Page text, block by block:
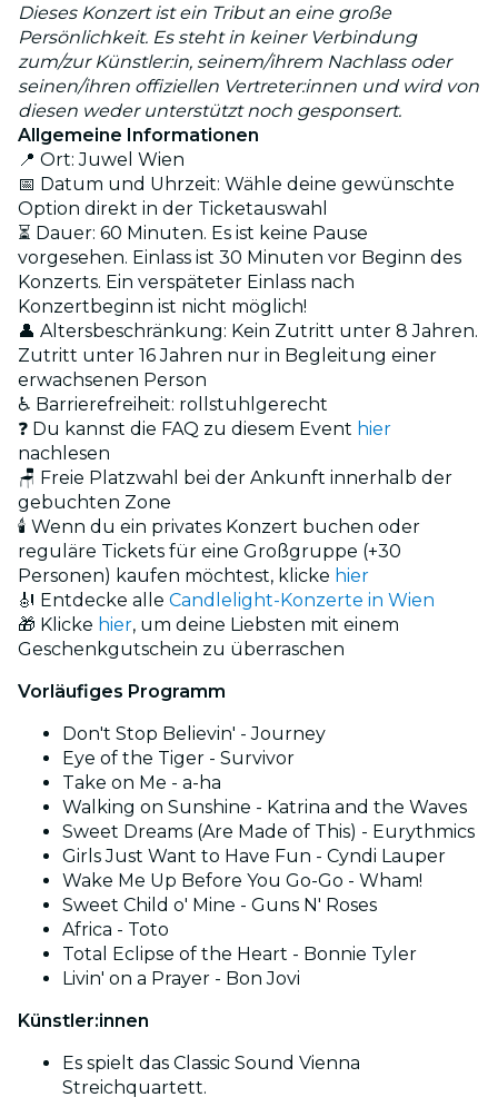
Dieses Konzert ist ein Tribut an eine große
Persönlichkeit. Es steht in keiner Verbindung
zum/zur Künstler:in, seinem/ihrem Nachlass oder
seinen/ihren offiziellen Vertreter:innen und wird von
diesen weder unterstützt noch gesponsert.
Allgemeine Informationen
📍 Ort: Juwel Wien
📅 Datum und Uhrzeit: Wähle deine gewünschte
Option direkt in der Ticketauswahl
⏳ Dauer: 60 Minuten. Es ist keine Pause
vorgesehen. Einlass ist 30 Minuten vor Beginn des
Konzerts. Ein verspäteter Einlass nach
Konzertbeginn ist nicht möglich!
👤 Altersbeschränkung: Kein Zutritt unter 8 Jahren.
Zutritt unter 16 Jahren nur in Begleitung einer
erwachsenen Person
♿ Barrierefreiheit: rollstuhlgerecht
❓ Du kannst die FAQ zu diesem Event hier
nachlesen
🪑 Freie Platzwahl bei der Ankunft innerhalb der
gebuchten Zone
🕯️ Wenn du ein privates Konzert buchen oder
reguläre Tickets für eine Großgruppe (+30
Personen) kaufen möchtest, klicke hier
🎻 Entdecke alle Candlelight-Konzerte in Wien
🎁 Klicke hier, um deine Liebsten mit einem
Geschenkgutschein zu überraschen
Vorläufiges Programm
Don't Stop Believin' - Journey
Eye of the Tiger - Survivor
Take on Me - a-ha
Walking on Sunshine - Katrina and the Waves
Sweet Dreams (Are Made of This) - Eurythmics
Girls Just Want to Have Fun - Cyndi Lauper
Wake Me Up Before You Go-Go - Wham!
Sweet Child o' Mine - Guns N' Roses
Africa - Toto
Total Eclipse of the Heart - Bonnie Tyler
Livin' on a Prayer - Bon Jovi
Künstler:innen
Es spielt das Classic Sound Vienna
Streichquartett.